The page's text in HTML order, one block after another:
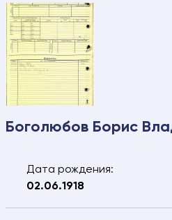
Боголюбов Борис
Дата рождения:
02.06.1918
Свяжитесь с
Ваше имя